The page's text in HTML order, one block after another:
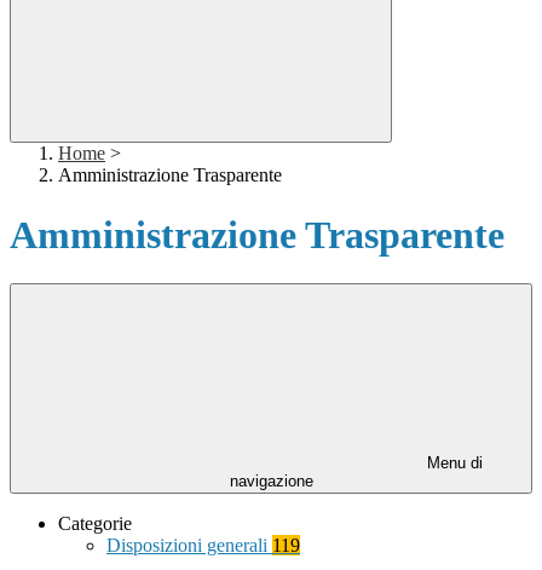
Home >
Amministrazione Trasparente
Amministrazione Trasparente
Menu di
navigazione
Categorie
Disposizioni generali 119